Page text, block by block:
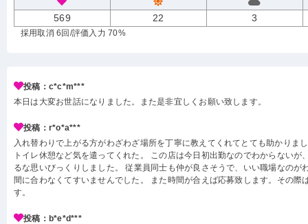
569 22 3
採用取消 6回 /評価入力 70%
投稿：c*c*m***
本日は大変お世話になりました。また是非宜しくお願い致します。
投稿：r*o*a***
入れ替わりで上がる方がわざわざ場所を丁寧に教えてくれてとても助かりま
トイレ休憩など気を遣ってくれた。 この店は今日初出勤なのでわからないが
るな思いびっくりしました。 従業員同士も仲が良さそうで、いい職場なのが
間に合わなくてすいませんでした。 また時間が合えば応募致します。その際
す。
投稿：b*e*d***